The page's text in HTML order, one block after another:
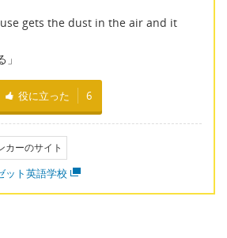
gets the dust in the air and it
役に立った 6
カーのサイト
ット英語学校